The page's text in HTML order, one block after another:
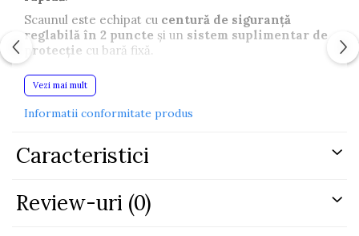
Scaunul este echipat cu centură de siguranță
reglabilă în 2 puncte și un sistem suplimentar de
protecție cu bară fixă.
Mecanismele laterale permit
pentru a preveni plierea involuntară.
Este disponibil într-o gamă variată de culori atractive.
Bară de protecție fixă
Construcție metalică stabilă și sigură
Vezi mai mult
Informatii conformitate produs
Caracteristici
Review-uri (0)